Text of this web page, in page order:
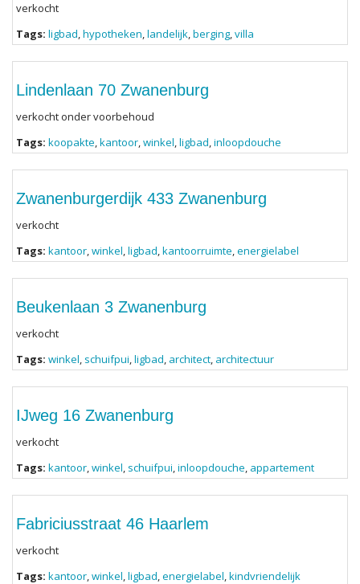
verkocht
Tags: ligbad,hypotheken,landelijk,berging,villa
Lindenlaan 70 Zwanenburg
verkocht onder voorbehoud
Tags: koopakte,kantoor,winkel,ligbad,inloopdouche
Zwanenburgerdijk 433 Zwanenburg
verkocht
Tags: kantoor,winkel,ligbad,kantoorruimte,energielabel
Beukenlaan 3 Zwanenburg
verkocht
Tags: winkel, schuifpui,ligbad, architect, architectuur
IJweg 16 Zwanenburg
verkocht
Tags: kantoor,winkel, schuifpui,inloopdouche, appartement
Fabriciusstraat 46 Haarlem
verkocht
Tags: kantoor,winkel,ligbad,energielabel,kindvriendelijk